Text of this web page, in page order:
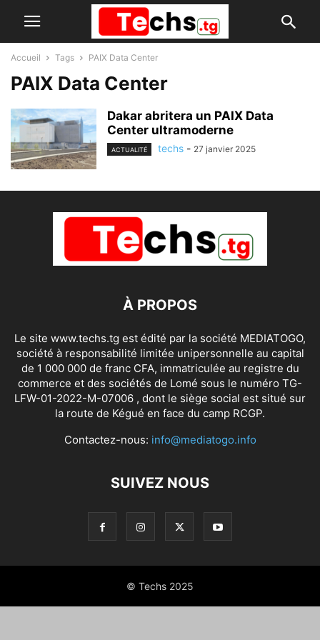
Accueil Tags PAIX Data Center
PAIX Data Center
Dakar abritera un PAIX Data
Center ultramoderne
ACTUALITÉ techs - 27 janvier 2025
À PROPOS
Le site www.techs.tg est édité par la société MEDIATOGO,
société à responsabilité limitée unipersonnelle au capital
de 1 000 000 de franc CFA, immatriculée au registre du
commerce et des sociétés de Lomé sous le numéro TG-
LFW-01-2022-M-07006 , dont le siège social est situé sur
la route de Kégué en face du camp RCGP.
Contactez-nous: info@mediatogo.info
SUIVEZ NOUS
© Techs 2025